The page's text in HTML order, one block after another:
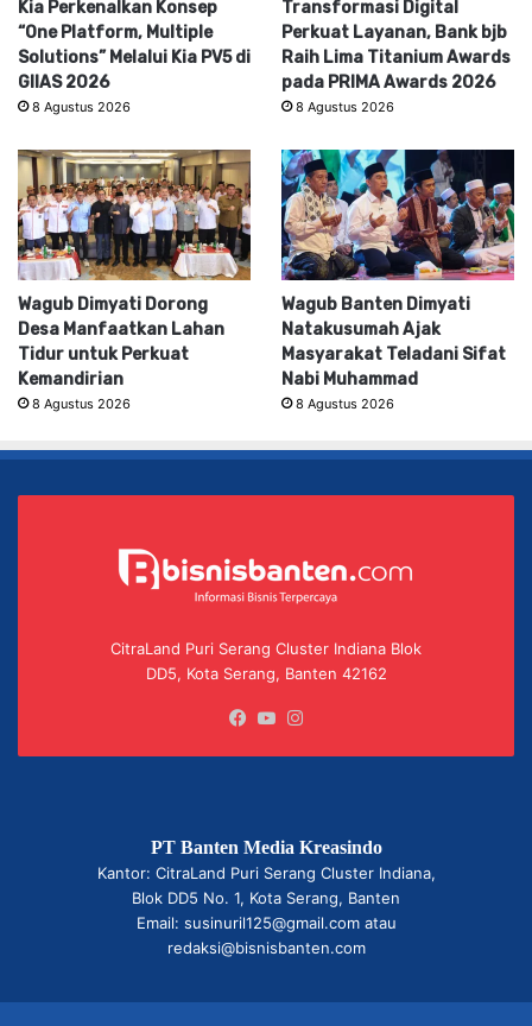
Kia Perkenalkan Konsep
“One Platform, Multiple
Solutions” Melalui Kia PV5 di
GIIAS 2026
8 Agustus 2026
Transformasi Digital
Perkuat Layanan, Bank bjb
Raih Lima Titanium Awards
pada PRIMA Awards 2026
8 Agustus 2026
Wagub Dimyati Dorong
Desa Manfaatkan Lahan
Tidur untuk Perkuat
Kemandirian
8 Agustus 2026
Wagub Banten Dimyati
Natakusumah Ajak
Masyarakat Teladani Sifat
Nabi Muhammad
8 Agustus 2026
CitraLand Puri Serang Cluster Indiana Blok
DD5, Kota Serang, Banten 42162
Facebook
YouTube
PT Banten Media Kreasindo
Kantor: CitraLand Puri Serang Cluster Indiana,
Blok DD5 No. 1, Kota Serang, Banten
Email: susinuril125@gmail.com atau
redaksi@bisnisbanten.com